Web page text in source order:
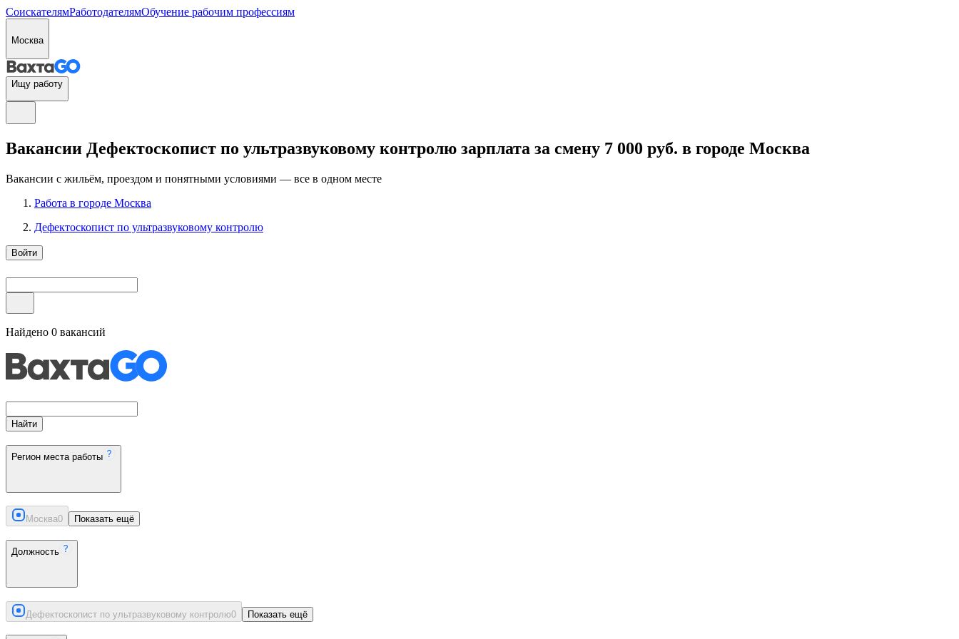
СоискателямРаботодателямОбучение рабочим профессиям
Москва
Ищу работу
Вакансии Дефектоскопист по ультразвуковому контролю зарплата за смену 7 000 руб. в городе Москва
Вакансии с жильём, проездом и понятными условиями — все в одном месте
Работа в городе Москва
Дефектоскопист по ультразвуковому контролю
Войти
Найдено 0 вакансий
Найти
Регион места работы
Москва0 Показать ещё
Должность
Дефектоскопист по ультразвуковому контролю0 Показать ещё